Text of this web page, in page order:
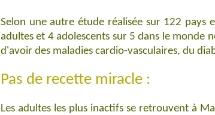
Selon une autre étude réalisée sur 122 pays
adultes et 4 adolescents sur 5 dans le monde
d'avoir des maladies cardio-vasculaires, du
Pas de recette miracle :
Les adultes les plus inactifs se retrouvent à